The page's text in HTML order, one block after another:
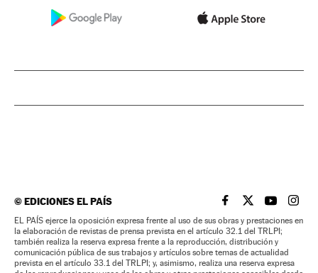
©EDICIONES EL PAÍS EL PAÍS BRASIL EN
EL PAÍSEL PAÍS
EL
EL PAÍS ejerce la oposición expresa frente al uso de sus obras y prestaciones en
la elaboración de revistas de prensa prevista en el artículo 32.1 del TRLPI;
también realiza la reserva expresa frente a la reproducción, distribución y
comunicación pública de sus trabajos y artículos sobre temas de actualidad
prevista en el artículo 33.1 del TRLPI; y, asimismo, realiza una reserva expresa